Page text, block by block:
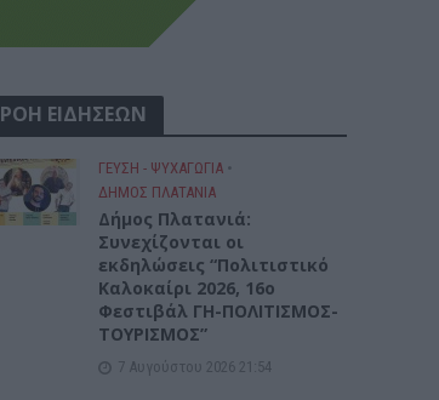
ΡΟΗ ΕΙΔΗΣΕΩΝ
ΓΕΎΣΗ - ΨΥΧΑΓΩΓΊΑ •
ΔΉΜΟΣ ΠΛΑΤΑΝΙΆ
Δήμος Πλατανιά:
Συνεχίζονται οι
εκδηλώσεις “Πολιτιστικό
Καλοκαίρι 2026, 16ο
Φεστιβάλ ΓΗ-ΠΟΛΙΤΙΣΜΟΣ-
ΤΟΥΡΙΣΜΟΣ”
7 Αυγούστου 2026 21:54